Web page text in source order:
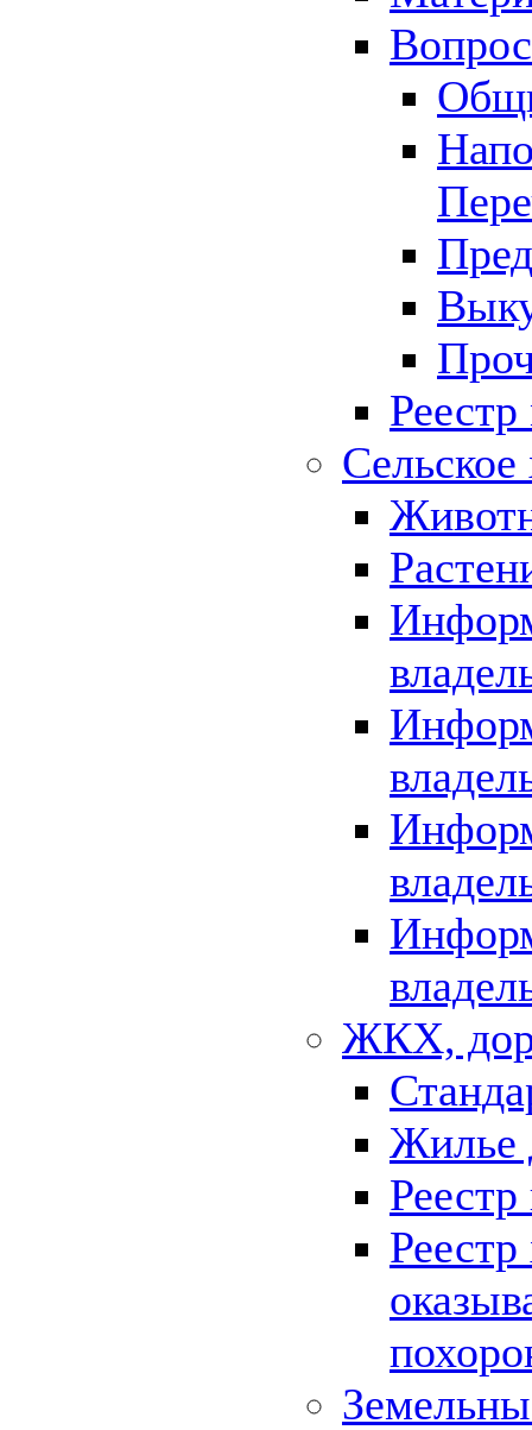
Сельское
ЖКХ,
Жилье